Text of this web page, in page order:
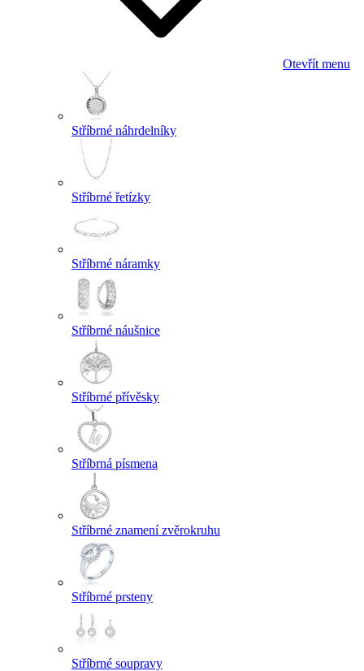
Otevřít menu
Stříbrné náhrdelníky
Stříbrné řetízky
Stříbrné náramky
Stříbrné náušnice
Stříbrné přívěsky
Stříbrná písmena
Stříbrné znamení zvěrokruhu
Stříbrné prsteny
Stříbrné soupravy